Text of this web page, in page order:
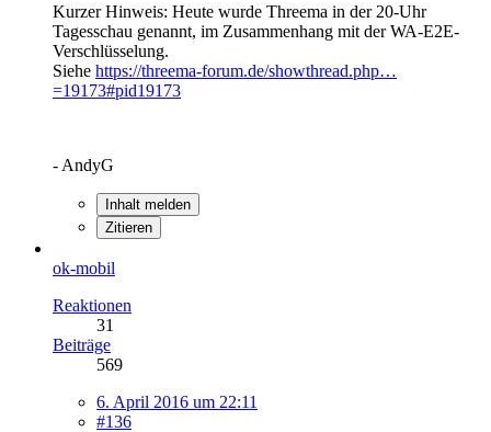
Kurzer Hinweis: Heute wurde Threema in der 20-Uhr
Tagesschau genannt, im Zusammenhang mit der WA-E2E-
Verschlüsselung.
Siehe https://threema-forum.de/showthread.php…
=19173#pid19173
- AndyG
Inhalt melden
Zitieren
ok-mobil
Reaktionen
31
Beiträge
569
6. April 2016 um 22:11
#136